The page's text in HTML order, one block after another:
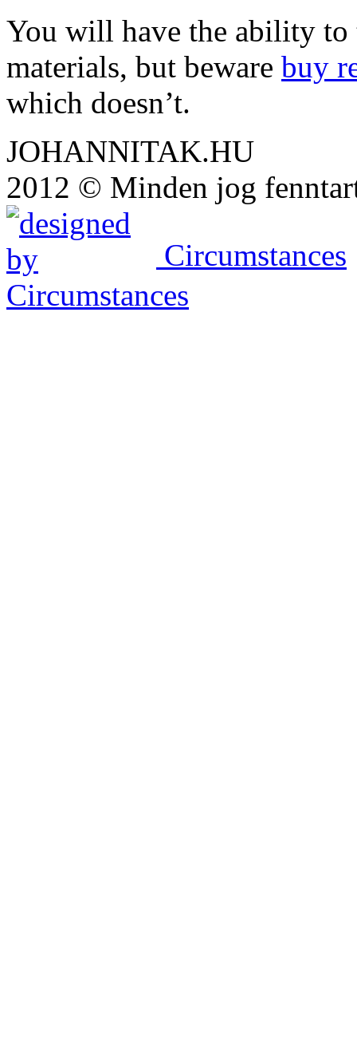
You will have the ability
materials, but beware buy
which doesn’t.
JOHANNITAK.HU
2012 © Minden jog
Circumstances